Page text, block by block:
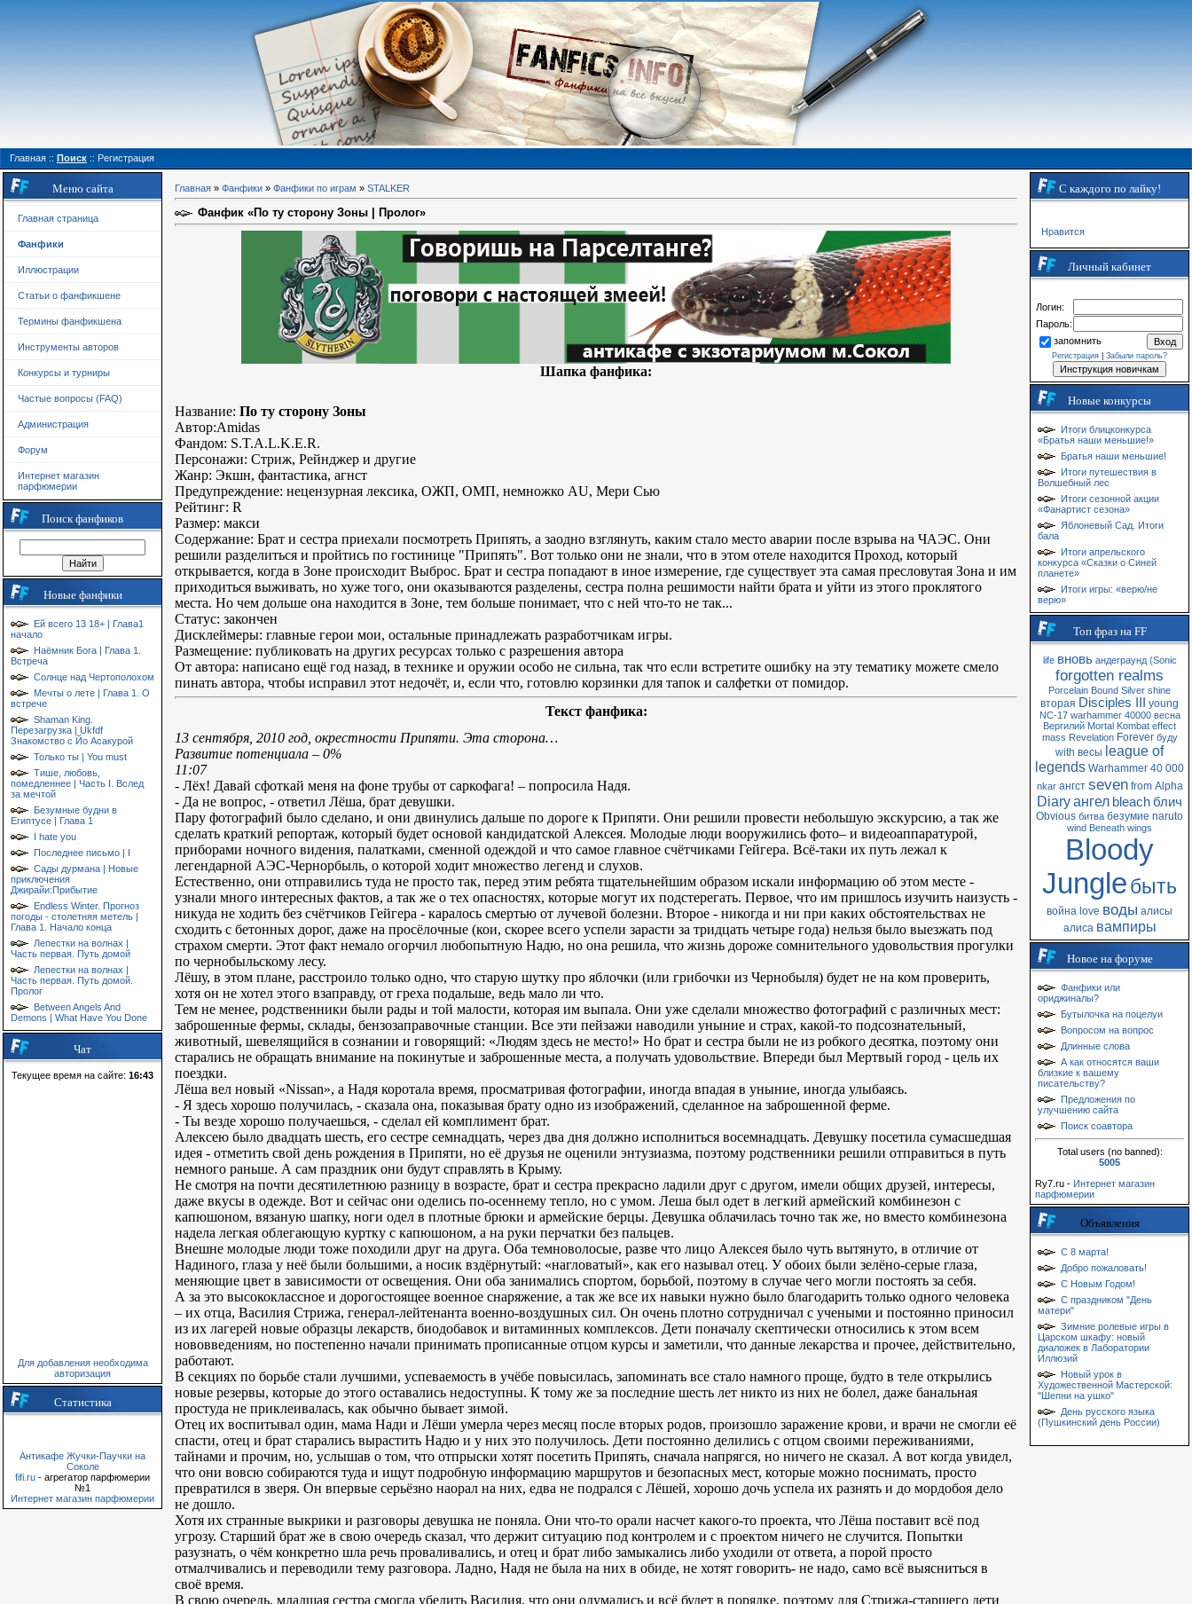
Главная :: Поиск :: Регистрация
Меню сайта
Главная страница
Фанфики
Иллюстрации
Статьи о фанфикшене
Термины фанфикшена
Инструменты авторов
Конкурсы и турниры
Частые вопросы (FAQ)
Администрация
Форум
Интернет магазин
парфюмерии
Поиск фанфиков
Новые фанфики
Ей всего 13 18+ | Глава1
начало
Наёмник Бога | Глава 1.
Встреча
Солнце над Чертополохом
Мечты о лете | Глава 1. О
встрече
Shaman King.
Перезагрузка | Ukfdf
Знакомство с Йо Асакурой
Только ты | You must
Тише, любовь,
помедленнее | Часть I. Вслед
за мечтой
Безумные будни в
Египтусе | Глава 1
I hate you
Последнее письмо | I
Сады дурмана | Новые
приключения
Джирайи:Прибытие
Endless Winter. Прогноз
погоды - столетняя метель |
Глава 1. Начало конца
Лепестки на волнах |
Часть первая. Путь домой
Лепестки на волнах |
Часть первая. Путь домой.
Пролог
Between Angels And
Demons | What Have You Done
Чат
Текущее время на сайте: 16:43
Для добавления необходима
авторизация
Статистика
Антикафе Жучки-Паучки на
Соколе
fifi.ru - агрегатор парфюмерии
№1
Интернет магазин парфюмерии
Главная » Фанфики » Фанфики по играм » STALKER
Фанфик «По ту сторону Зоны | Пролог»
Шапка фанфика:
Название: По ту сторону Зоны
Автор:Amidas
Фандом: S.T.A.L.K.E.R.
Персонажи: Стриж, Рейнджер и другие
Жанр: Экшн, фантастика, агнст
Предупреждение: нецензурная лексика, ОЖП, ОМП, немножко AU, Мери Сью
Рейтинг: R
Размер: макси
Содержание: Брат и сестра приехали посмотреть Припять, а заодно взглянуть, каким стало место аварии после взрыва на ЧАЭС. Они
решили разделиться и пройтись по гостинице "Припять". Вот только они не знали, что в этом отеле находится Проход, который
открывается, когда в Зоне происходит Выброс. Брат и сестра попадают в иное измерение, где существует эта самая пресловутая Зона и им
приходиться выживать, но хуже того, они оказываются разделены, сестра полна решимости найти брата и уйти из этого проклятого
места. Но чем дольше она находится в Зоне, тем больше понимает, что с ней что-то не так...
Статус: закончен
Дисклеймеры: главные герои мои, остальные принадлежать разработчикам игры.
Размещение: публиковать на других ресурсах только с разрешения автора
От автора: написано ещё год назад, в технике и оружии особо не сильна, так что если встретите ошибку на эту тематику можете смело
пинать автора, чтобы исправил этот недочёт, и, если что, готовлю корзинки для тапок и салфетки от помидор.
Текст фанфика:
13 сентября, 2010 год, окрестности Припяти. Эта сторона…
Развитие потенциала – 0%
11:07
- Лёх! Давай сфоткай меня на фоне трубы от саркофага! – попросила Надя.
- Да не вопрос, - ответил Лёша, брат девушки.
Пару фотографий было сделано, и они двинулись дальше по дороге к Припяти. Они решили провести небольшую экскурсию, а так же
сделать краткий репортаж, который будет основой кандидатской Алексея. Молодые люди вооружились фото– и видеоаппаратурой,
приборами ночного видения, палатками, сменной одеждой и что самое главное счётчиками Гейгера. Всё-таки их путь лежал к
легендарной АЭС-Чернорбыль, о которой ходит множество легенд и слухов.
Естественно, они отправились туда не просто так, перед этим ребята тщательнейшим образом искали информацию об этом месте -
узнали много интересных фактов, а так же о тех опасностях, которые могут их подстерегать. Первое, что им пришлось изучить наизусть -
никуда не ходить без счётчиков Гейгера - каралось смертью от лучевой болезни. Второе - никогда и ни при каких обстоятельствах не
сходить с бетонных дорог, даже на просёлочные (кои, скорее всего успели зарасти за тридцать четыре года) нельзя было выезжать под
страхом смерти. Этот факт немало огорчил любопытную Надю, но она решила, что жизнь дороже сомнительного удовольствия прогулки
по чернобыльскому лесу.
Лёшу, в этом плане, расстроило только одно, что старую шутку про яблочки (или грибочки из Чернобыля) будет не на ком проверить,
хотя он не хотел этого взаправду, от греха подальше, ведь мало ли что.
Тем не менее, родственники были рады и той малости, которая им выпала. Они уже сделали множество фотографий с различных мест:
заброшенные фермы, склады, бензозаправочные станции. Все эти пейзажи наводили уныние и страх, какой-то подсознательный,
животный, шевелящийся в сознании и говорящий: «Людям здесь не место!» Но брат и сестра были не из робкого десятка, поэтому они
старались не обращать внимание на покинутые и заброшенные места, а получать удовольствие. Впереди был Мертвый город - цель их
поездки.
Лёша вел новый «Nissan», а Надя коротала время, просматривая фотографии, иногда впадая в уныние, иногда улыбаясь.
- Я здесь хорошо получилась, - сказала она, показывая брату одно из изображений, сделанное на заброшенной ферме.
- Ты везде хорошо получаешься, - сделал ей комплимент брат.
Алексею было двадцать шесть, его сестре семнадцать, через два дня должно исполниться восемнадцать. Девушку посетила сумасшедшая
идея - отметить свой день рождения в Припяти, но её друзья не оценили энтузиазма, поэтому родственники решили отправиться в путь
немного раньше. А сам праздник они будут справлять в Крыму.
Не смотря на почти десятилетнюю разницу в возрасте, брат и сестра прекрасно ладили друг с другом, имели общих друзей, интересы,
даже вкусы в одежде. Вот и сейчас они оделись по-осеннему тепло, но с умом. Леша был одет в легкий армейский комбинезон с
капюшоном, вязаную шапку, ноги одел в плотные брюки и армейские берцы. Девушка облачилась точно так же, но вместо комбинезона
надела легкая облегающую куртку с капюшоном, а на руки перчатки без пальцев.
Внешне молодые люди тоже походили друг на друга. Оба темноволосые, разве что лицо Алексея было чуть вытянуто, в отличие от
Надиного, глаза у неё были большими, а носик вздёрнутый: «нагловатый», как его называл отец. У обоих были зелёно-серые глаза,
меняющие цвет в зависимости от освещения. Они оба занимались спортом, борьбой, поэтому в случае чего могли постоять за себя.
А за это высококлассное и дорогостоящее военное снаряжение, а так же все их навыки нужно было благодарить только одного человека
– их отца, Василия Стрижа, генерал-лейтенанта военно-воздушных сил. Он очень плотно сотрудничал с учеными и постоянно приносил
из их лагерей новые образцы лекарств, биодобавок и витаминных комплексов. Дети поначалу скептически относились к этом всем
нововведениям, но постепенно начали принимать прописанные отцом курсы и заметили, что данные лекарства и прочее, действительно,
работают.
В секциях по борьбе стали лучшими, успеваемость в учёбе повысилась, запоминать все стало намного проще, будто в теле открылись
новые резервы, которые до этого оставались недоступны. К тому же за последние шесть лет никто из них не болел, даже банальная
простуда не приклеивалась, как обычно бывает зимой.
Отец их воспитывал один, мама Нади и Лёши умерла через месяц после вторых родов, произошло заражение крови, и врачи не смогли её
спасти, отец и брат старались вырастить Надю и у них это получилось. Дети постоянно делились с отцом своими переживаниями,
тайнами и прочим, но, услышав о том, что отпрыски хотят посетить Припять, сначала напрягся, но ничего не сказал. А вот когда увидел,
что они вовсю собираются туда и ищут подробную информацию маршрутов и безопасных мест, которые можно поснимать, просто
превратился в зверя. Он впервые серьёзно наорал на них, едва не подрался с Лёшей, хорошо дочь успела их разнять и до мордобоя дело
не дошло.
Хотя их странные выкрики и разговоры девушка не поняла. Они что-то орали насчет какого-то проекта, что Лёша поставит всё под
угрозу. Старший брат же в свою очередь сказал, что держит ситуацию под контролем и с проектом ничего не случится. Попытки
разузнать, о чём конкретно шла речь проваливались, и отец и брат либо замыкались либо уходили от ответа, а порой просто
отмалчивались и переводили тему разговора. Ладно, Надя не была на них в обиде, не хотят говорить- не надо, само всё выясниться в
своё время.
В свою очередь, младшая сестра смогла убедить Василия, что они одумались и всё будет в порядке, поэтому для Стрижа-старшего дети
С каждого по лайку!
Нравится
Личный кабинет
Логин:
Пароль:
запомнить
Регистрация Забыли пароль?
Новые конкурсы
Итоги блицконкурса
«Братья наши меньшие!»
Братья наши меньшие!
Итоги путешествия в
Волшебный лес
Итоги сезонной акции
«Фанартист сезона»
Яблоневый Сад. Итоги
бала
Итоги апрельского
конкурса «Сказки о Синей
планете»
Итоги игры: «верю/не
верю»
Топ фраз на FF
life вновь андеграунд (Sonic
forgotten realms
Porcelain Bound Silver shine
вторая Disciples III young
NC-17 warhammer 40000 весна
Вергилий Mortal Kombat effect
mass Revelation Forever буду
with весы league of
legends Warhammer 40 000
nkar ангст seven from Alpha
Diaryангел bleachблич
Obvious битва безумие naruto
wind Beneath wings
Bloody
Jungleбыть
война love воды алисы
алиса вампиры
Новое на форуме
Фанфики или
ориджиналы?
Бутылочка на поцелуи
Вопросом на вопрос
Длинные слова
А как относятся ваши
близкие к вашему
писательству?
Предложения по
улучшению сайта
Поиск соавтора
Total users (no banned):
5005
Ry7.ru - Интернет магазин
парфюмерии
Объявления
С 8 марта!
Добро пожаловать!
С Новым Годом!
С праздником "День
матери"
Зимние ролевые игры в
Царском шкафу: новый
диаложек в Лаборатории
Иллюзий
Новый урок в
Художественной Мастерской:
"Шепни на ушко"
День русского языка
(Пушкинский день России)